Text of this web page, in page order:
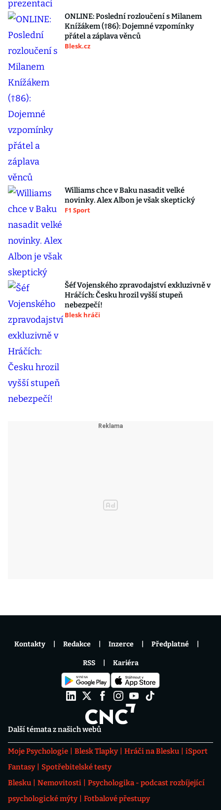
ONLINE: Poslední rozloučení s Milanem
Knížákem (†86): Dojemné vzpomínky
přátel a záplava věnců
Blesk.cz
Williams chce v Baku nasadit velké
novinky. Alex Albon je však skeptický
F1 Sport
Šéf Vojenského zpravodajství exkluzivně v
Hráčích: Česku hrozil vyšší stupeň
nebezpečí!
Blesk hráči
Další témata z našich webů
Moje Psychologie Blesk Tlapky Hráči na Blesku
iSport
Fantasy
Spotřebitelské testy
Blesku
Nemovitosti
Psychologika - podcast rozbíjející
psychologické mýty
Fotbalové přestupy
Kontakty Redakce Inzerce Předplatné
RSS Kariéra